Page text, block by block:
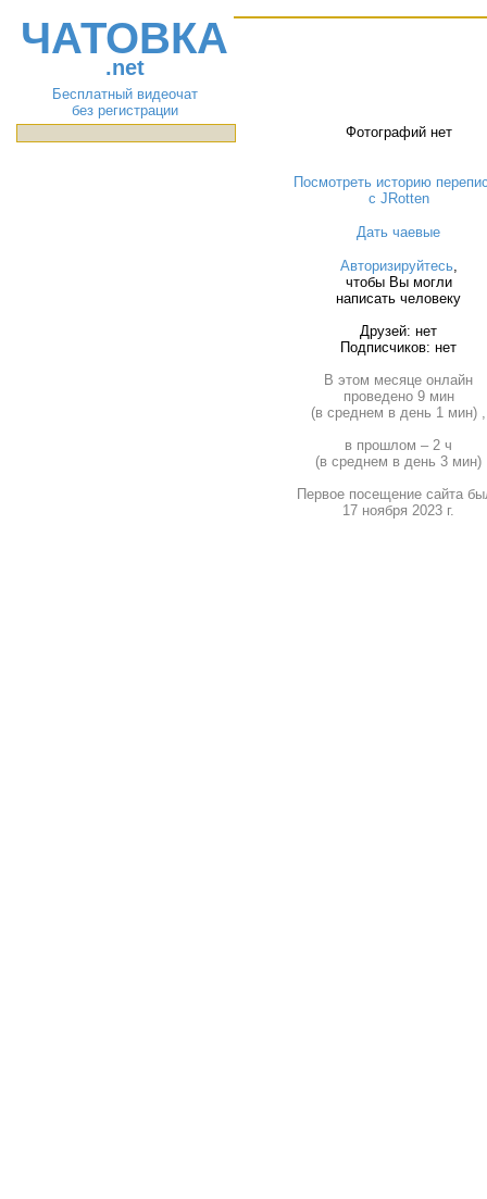
ЧАТОВКА
.net
Бесплатный видеочат
без регистрации
Фотографий нет
Посмотреть историю
с JRotten
Дать чаевые
Авторизируйтесь,
чтобы Вы могли
написать человеку
Друзей: нет
Подписчиков: нет
В этом месяце онлайн
проведено 9 мин
(в среднем в день 1 мин) ,
в прошлом – 2 ч
(в среднем в день 3 мин)
Первое посещение сайта
17 ноября 2023 г.